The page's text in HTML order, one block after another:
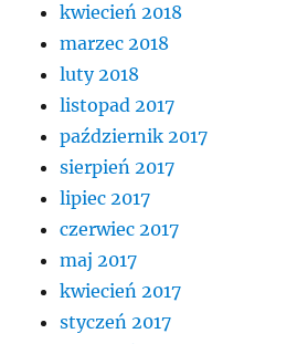
kwiecień 2018
marzec 2018
luty 2018
listopad 2017
październik 2017
sierpień 2017
lipiec 2017
czerwiec 2017
maj 2017
kwiecień 2017
styczeń 2017